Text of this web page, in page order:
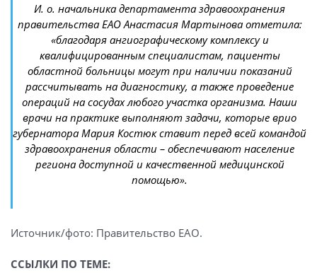
И. о. начальника департамента здравоохранения
правительства ЕАО Анастасия Мартынова отметила:
«благодаря ангиографическому комплексу и
квалифицированным специалистам, пациенты
областной больницы могут при наличии показаний
рассчитывать на диагностику, а также проведение
операций на сосудах любого участка организма. Наши
врачи на практике выполняют задачи, которые врио
губернатора Мария Костюк ставит перед всей командой
здравоохранения области – обеспечивают население
региона доступной и качественной медицинской
помощью».
Источник/фото: Правительство ЕАО.
ССЫЛКИ ПО ТЕМЕ: